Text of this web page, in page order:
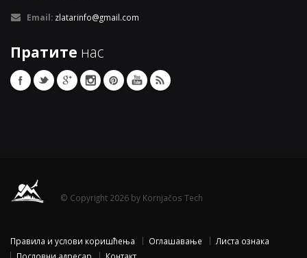
Email: zlatarinfo@gmail.com
Пратите нас
© Copyright 2026 by Kornjačos Tech
Правила и услови коришћења Оглашавање
Листа ознака
Пословни адресар
Контакт